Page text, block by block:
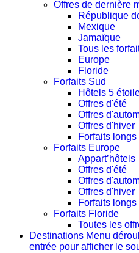
Offres de dernière
République
Mexique
Jamaïque
Tous les
Europe
Floride
Forfaits Sud
Hôtels 5
Offres d'été
Offres
Offres d'hiver
Forfaits
Forfaits Europe
Appart’hôtels
Offres d'été
Offres
Offres d'hiver
Forfaits
Forfaits Floride
Toutes les
Destinations Menu
entrée pour afficher le